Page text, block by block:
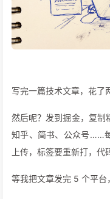
写完一篇技术文章，花了
然后呢？发到掘金，复制
知乎、简书、公众号……
上传，标签要重新打，代
等我把文章发完 5 个平台